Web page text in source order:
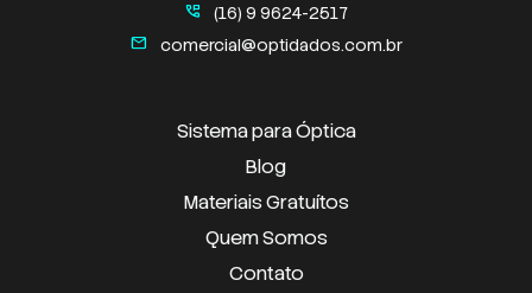
perm_phone_msg (16) 9 9624-2517
mail comercial@optidados.com.br
Sistema para Óptica
Blog
Materiais Gratuítos
Quem Somos
Contato